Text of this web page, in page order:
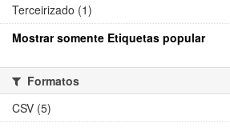
Terceirizado (1)
Mostrar somente Etiquetas popular
Formatos
CSV (5)